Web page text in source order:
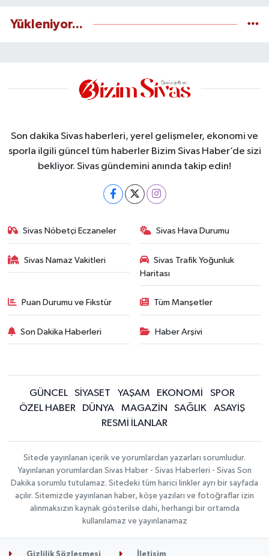
Yükleniyor...
Son dakika Sivas haberleri, yerel gelişmeler, ekonomi ve
sporla ilgili güncel tüm haberler Bizim Sivas Haber’de sizi
bekliyor. Sivas gündemini anında takip edin!
Sivas Nöbetçi Eczaneler Sivas Hava Durumu
Sivas Namaz Vakitleri
Sivas Trafik Yoğunluk
Haritası
Puan Durumu ve Fikstür Tüm Manşetler
Son Dakika Haberleri Haber Arşivi
GÜNCEL SİYASET YAŞAM EKONOMİ
SPOR
ÖZEL HABER
DÜNYA MAGAZİN SAĞLIK
ASAYİŞ
RESMİ İLANLAR
Sitede yayınlanan içerik ve yorumlardan yazarları sorumludur.
Yayınlanan yorumlardan Sivas Haber - Sivas Haberleri - Sivas Son
Dakika sorumlu tutulamaz. Sitedeki tüm harici linkler ayrı bir sayfada
açılır. Sitemizde yayınlanan haber, köşe yazıları ve fotoğraflar izin
alınmaksızın kaynak gösterilse dahi, herhangi bir ortamda
kullanılamaz ve yayınlanamaz